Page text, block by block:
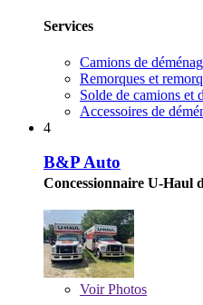
Services
Camions de
Remorques et
Solde de camions et
Accessoires de
4
B&P Auto
Concessionnaire U-Haul
VoirPhotos